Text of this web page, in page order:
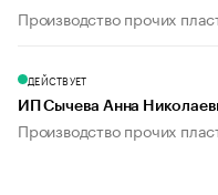
Производство прочих
ДЕЙСТВУЕТ
ИП Сычева Анна
Производство прочих